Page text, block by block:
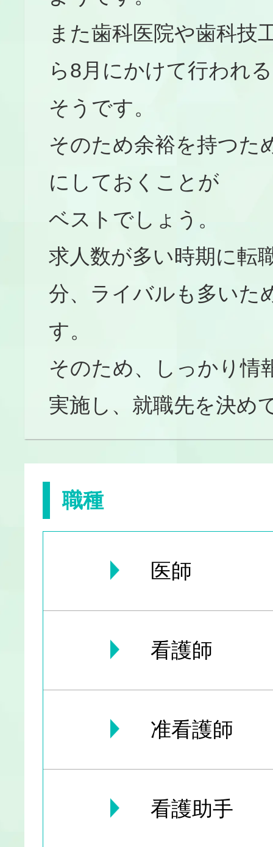
また歯科医院や歯科技
ら8月にかけて行われる
そうです。
そのため余裕を持つた
にしておくことが
ベストでしょう。
求人数が多い時期に転
分、ライバルも多いた
す。
そのため、しっかり情
実施し、就職先を決め
職種
医師
看護師
准看護師
看護助手